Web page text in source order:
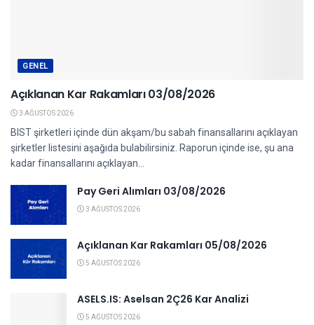
GENEL
Açıklanan Kar Rakamları 03/08/2026
3 AĞUSTOS 2026
BIST şirketleri içinde dün akşam/bu sabah finansallarını açıklayan
şirketler listesini aşağıda bulabilirsiniz. Raporun içinde ise, şu ana
kadar finansallarını açıklayan...
Pay Geri Alımları 03/08/2026
3 AĞUSTOS 2026
Açıklanan Kar Rakamları 05/08/2026
5 AĞUSTOS 2026
ASELS.IS: Aselsan 2Ç26 Kar Analizi
5 AĞUSTOS 2026